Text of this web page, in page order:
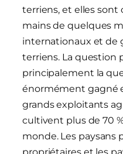
terriens, et elles sont
mains de quelques
internationaux et de
terriens. La question
principalement la
énormément gagné
grands exploitants
cultivent plus de 70
monde. Les paysans